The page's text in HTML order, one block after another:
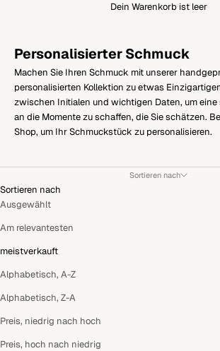
Dein Warenkorb ist leer
Personalisierter Schmuck
Machen Sie Ihren Schmuck mit unserer
personalisierten Kollektion zu etwas
zwischen Initialen und wichtigen Daten, um
an die Momente zu schaffen, die Sie schätzen.
Shop, um Ihr Schmuckstück zu personalisieren.
Sortieren nach
Sortieren nach
Ausgewählt
Am relevantesten
meistverkauft
Alphabetisch, A-Z
Alphabetisch, Z-A
Preis, niedrig nach hoch
Preis, hoch nach niedrig